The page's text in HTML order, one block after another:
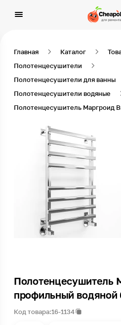
Главная Каталог
Полотенцесушители
Полотенцесушители для ванны
Полотенцесушители водяные
Полотенцесушитель
профильный
Код товара:16-1134